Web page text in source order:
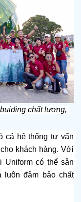
chất lượng,
cả hệ thống tư vấn
khách hàng. Với
Uniform có thể sản
luôn đảm bảo chất